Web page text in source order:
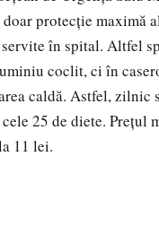
protecţie maximă
în spital. Altfel
coclit, ci în
caldă. Astfel,
25 de diete. Preţul
11 lei.